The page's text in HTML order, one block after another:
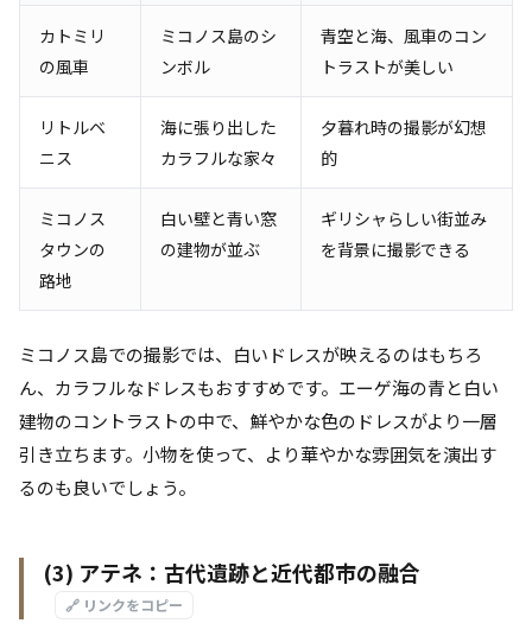
カトミリ
の風車
ミコノス島のシ
ンボル
青空と海、風車のコン
トラストが美しい
リトルベ
ニス
海に張り出した
カラフルな家々
夕暮れ時の撮影が幻想
的
ミコノス
タウンの
路地
白い壁と青い窓
の建物が並ぶ
ギリシャらしい街並み
を背景に撮影できる
ミコノス島での撮影では、白いドレスが映えるのはもちろ
ん、カラフルなドレスもおすすめです。エーゲ海の青と白い
建物のコントラストの中で、鮮やかな色のドレスがより一層
引き立ちます。小物を使って、より華やかな雰囲気を演出す
るのも良いでしょう。
(3) アテネ：古代遺跡と近代都市の融合
🔗 リンクをコピー